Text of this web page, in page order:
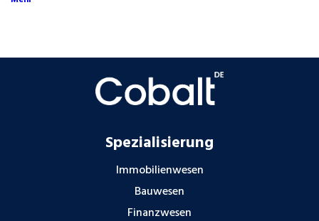
Spezialisierung
Immobilienwesen
Bauwesen
Finanzwesen